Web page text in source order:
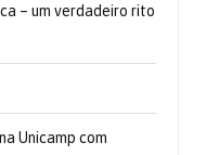
– um verdadeiro rito
Unicamp com